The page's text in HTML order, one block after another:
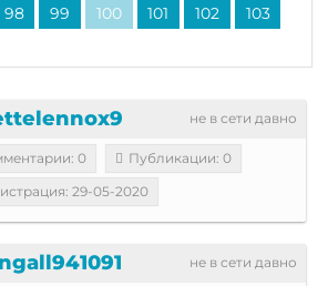
98 99 100 101 102
103
не в сети давно
0
Публикации: 0
29-05-2020
не в сети давно